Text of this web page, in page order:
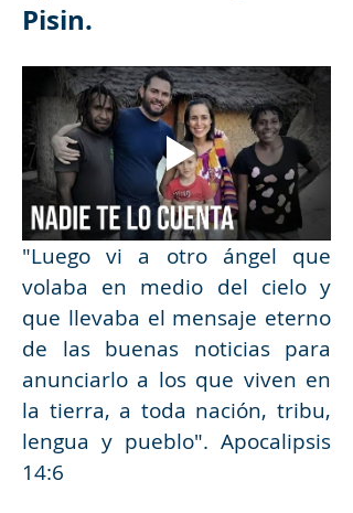
Pisin.
"Luego vi a otro ángel que
volaba en medio del cielo y
que llevaba el mensaje eterno
de las buenas noticias para
anunciarlo a los que viven en
la tierra, a toda nación, tribu,
lengua y pueblo". Apocalipsis
14:6